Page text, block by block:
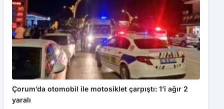
Çorum’da otomobil ile motosiklet çarpıştı: 1’i ağır 2
yaralı